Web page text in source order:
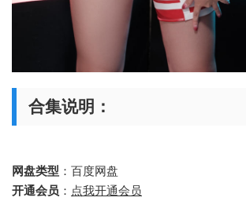
合集说明：
网盘类型 ：百度网盘
开通会员 ： 点我开通会员